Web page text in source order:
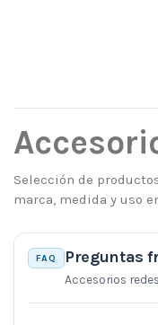
Selección de
marca, medida y uso
FAQ Preguntas
Accesorios redes